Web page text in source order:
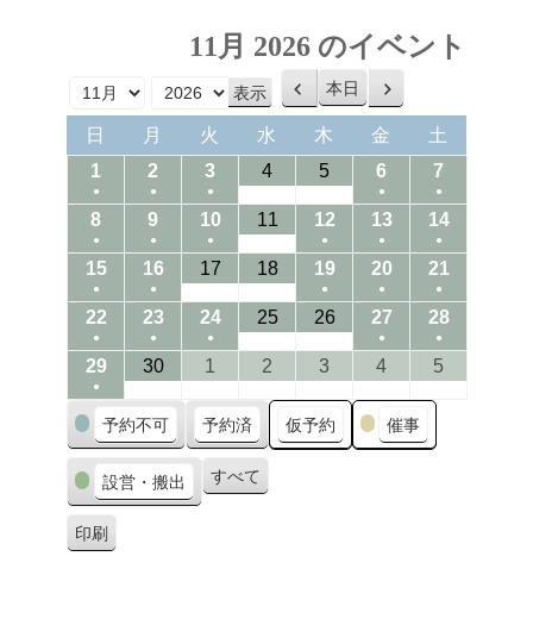
11月 2026 のイベント
前
へ
本日
次
へ
日 月 火 水 木 金 土
101/11/2026
●
(1
event)
2 02/11/2026
●
(1
event)
303/11/2026
●
(1
event)
404/11/2026
505/11/2026
606/11/2026
●
(1
event)
7
●
(1
event)
808/11/2026
●
(1
event)
909/11/2026
●
(1
event)
1010/11/2026
●
(1
1111/11/2026
1212/11/2026
●
(1
event)
1313/11/2026
●
(1
event)
1414/11/
●
(1
event)
1515/11/2026
●
(1
event)
1616/11/2026
●
(1
event)
1717/11/2026
1818/11/2026
1919/11/2026
●
(1
event)
2020/11/2026
●
(1
event)
2121/11/
●
(1
event)
2222/11/2026
●
(1
event)
2323/11/2026
●
(1
2424/11/2026
●
(1
2525/11/2026
2626/11/2026
2727/11/2026
●
(1
2828/11/
●
(1
2929/11/2026
●
(1
event)
3030/11/2026
1 01/12/2026
2 02/12/2026
3 03/12/2026
404/12/2026
5
カ
テ
ゴ
リ
ー
予約不可 予約済 仮予約 催事
設営・搬出 すべて
印刷